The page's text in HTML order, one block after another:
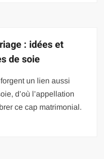
: idées et
de soie
un lien aussi
d’où l’appellation
ce cap matrimonial.